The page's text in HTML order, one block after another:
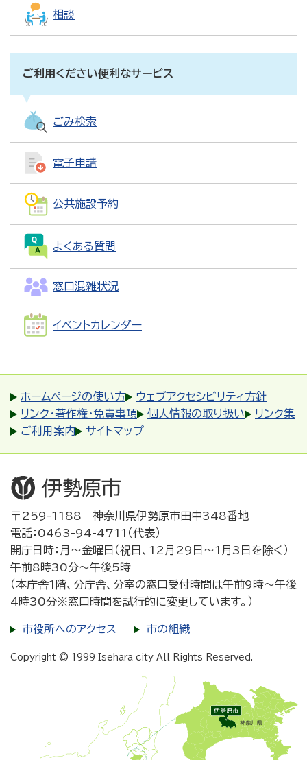
相談
ご利用ください便利なサービス
ごみ検索
電子申請
公共施設予約
よくある質問
窓口混雑状況
イベントカレンダー
ホームページの使い方
ウェブアクセシビリティ方針
リンク・著作権・免責事項
個人情報の取り扱い
リンク集
ご利用案内
サイトマップ
〒259-1188 神奈川県伊勢原市田中348番地
電話：0463-94-4711（代表）
開庁日時：月～金曜日（祝日、12月29日～1月3日を除く）
午前8時30分～午後5時
（本庁舎1階、分庁舎、分室の窓口受付時間は午前9時～午後
4時30分※窓口時間を試行的に変更しています。）
市役所へのアクセス 市の組織
Copyright © 1999 Isehara city All Rights Reserved.